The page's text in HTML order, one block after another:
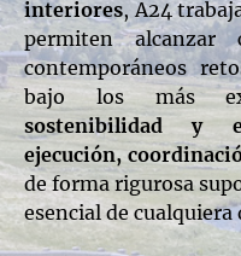
interiores, A24
permiten
contemporáneos
bajo los más
sostenibilidad y
ejecución,
de forma rigurosa
esencial de